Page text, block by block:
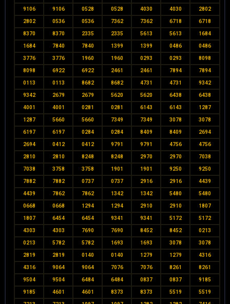
9106 9106 0528 0528 4030 4030 2802
2802 0536 0536 7362 7362 6718 6718
8370 8370 2335 2335 5613 5613 1684
1684 7840 7840 1399 1399 0486 0486
3776 3776 1960 1960 0293 0293 8098
8098 6922 6922 2461 2461 7894 7894
0113 0113 8682 8682 4731 4731 9342
9342 2679 2679 5620 5620 6438 6438
4001 4001 0281 0281 6143 6143 1287
1287 5660 5660 7349 7349 3078 3078
6197 6197 0284 0284 8409 8409 2694
2694 0412 0412 9791 9791 4756 4756
2810 2810 8248 8248 2970 2970 7038
7038 3758 3758 1901 1901 9250 9250
7882 7882 0737 0737 2916 2916 4439
4439 7862 7862 1342 1342 5480 5480
0668 0668 1294 1294 2910 2910 1807
1807 6454 6454 9341 9341 5172 5172
4303 4303 7690 7690 8452 8452 0213
0213 5782 5782 1693 1693 3078 3078
2819 2819 0140 0140 1279 1279 4316
4316 9064 9064 7076 7076 8261 8261
9504 9504 6484 6484 0837 0837 9185
9185 4601 4601 8373 8373 5519 5519